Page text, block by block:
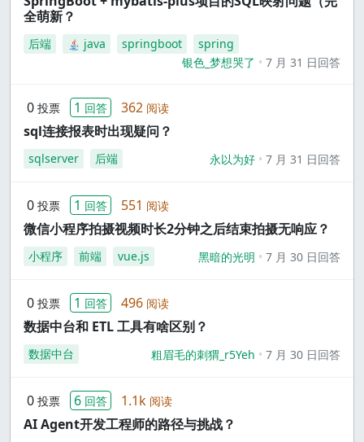
全萌新？
后端 java springboot
spring
银色_梦想哭了
7 月 31 日回答
0 投票 1 回答 362 阅读
sql连接报表时出现疑问？
sqlserver 后端 永以为好 7 月 31 日回答
0 投票 1 回答 551 阅读
微信小程序拍摄视频时长2分钟之后结束拍摄无响应？
小程序 前端 vue.js 黑暗的光明 7 月 30 日回答
0 投票 1 回答 496 阅读
数据中台和 ETL 工具有啥区别？
数据中台 粗眉毛的刺猬_r5Yeh 7 月 30 日回答
0 投票 6 回答 1.1k 阅读
AI Agent开发工程师的路径与挑战？